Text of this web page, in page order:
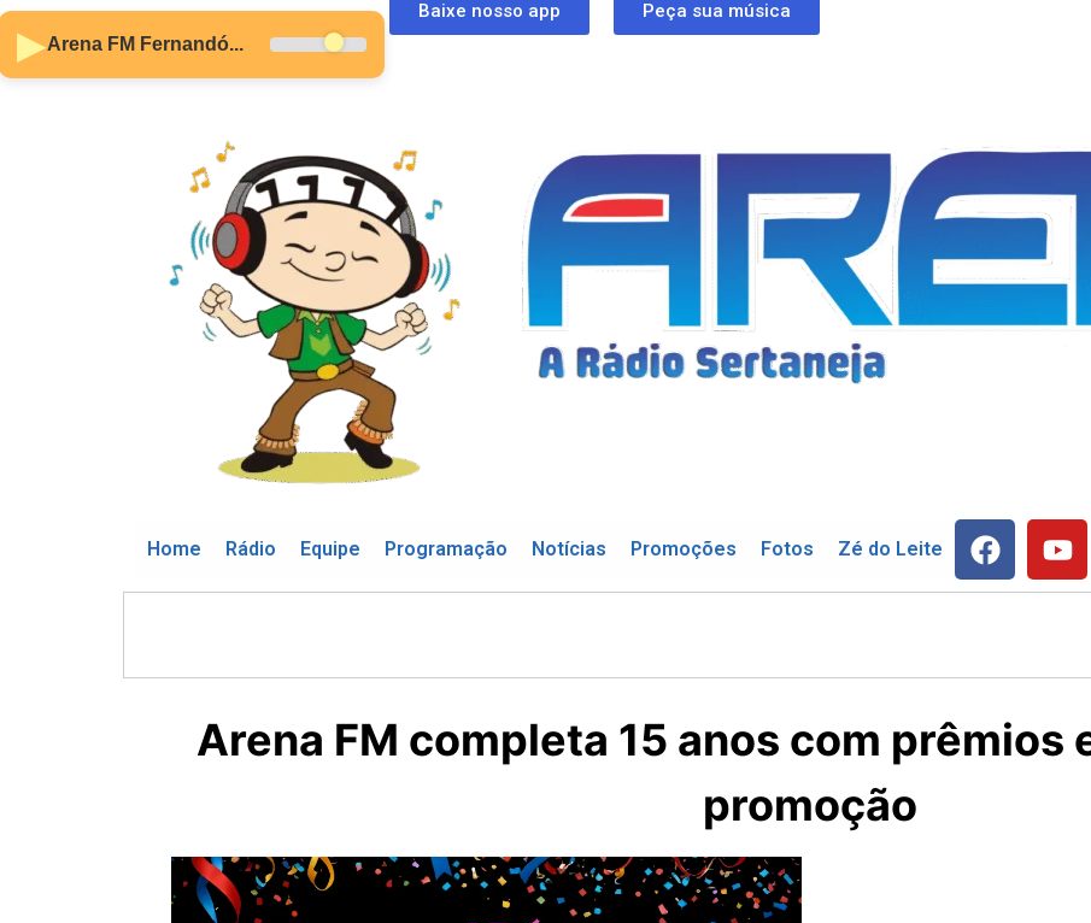
▶Arena FM Fernandó...
Baixe nosso app Peça sua música
Home Rádio Equipe Programação Notícias Promoções Fotos Zé do Leite
Arena FM completa 15 anos com prêmios
promoção